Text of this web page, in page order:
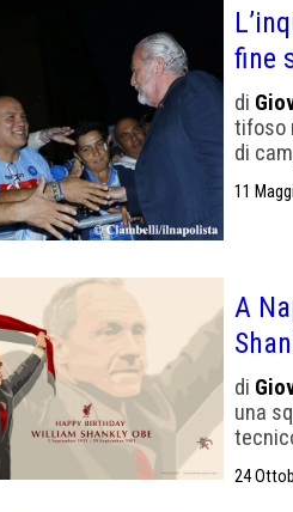
fine
di
tifoso
di
forse
11
A
di
una
del
24